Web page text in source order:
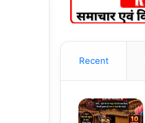
Recent